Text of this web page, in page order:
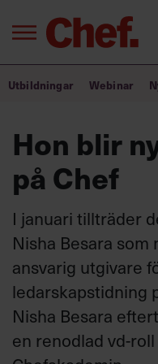
Annonsera
Om oss
Kontakta oss
Kundservice
Bra ledare
Utbildning
Populära
Utbildningar Webinar
Hon blir
på Chef
I januari tillträder
Nisha Besara
ansvarig utgivare
ledarskapstidning
Nisha Besara
en renodlad vd-